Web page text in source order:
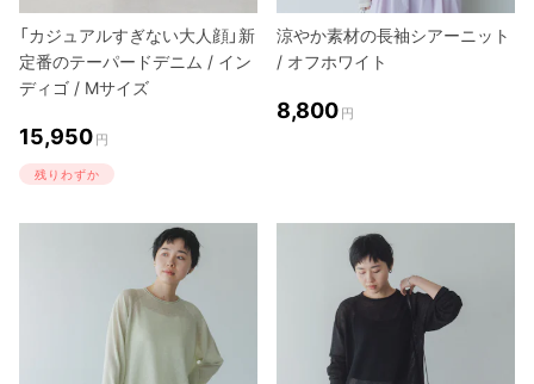
「カジュアルすぎない大人顔」新
定番のテーパードデニム / イン
ディゴ / Mサイズ
15,950 円
残りわずか
涼やか素材の長袖シアーニット
/ オフホワイト
8,800 円